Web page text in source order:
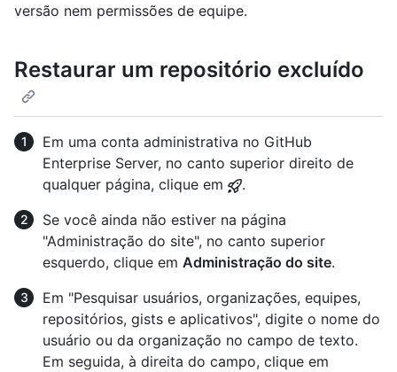
versão nem permissões de equipe.
Restaurar um repositório excluído
Em uma conta administrativa no GitHub
Enterprise Server, no canto superior direito de
qualquer página, clique em
.
Se você ainda não estiver na página
"Administração do site", no canto superior
esquerdo, clique em Administração do site.
Em "Pesquisar usuários, organizações, equipes,
repositórios, gists e aplicativos", digite o nome do
usuário ou da organização no campo de texto.
Em seguida, à direita do campo, clique em